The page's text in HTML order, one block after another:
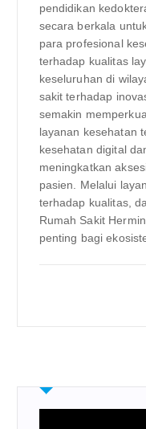
pendidikan
secara berkala
para profesional
terhadap kualitas
keseluruhan di
sakit terhadap
semakin
layanan kesehatan
kesehatan digital
meningkatkan
pasien. Melalui
terhadap kualitas,
Rumah Sakit
penting bagi